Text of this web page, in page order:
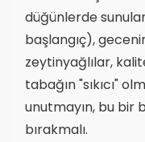
düğünlerde
başlangıç),
zeytinyağlılar,
tabağın "sıkıcı"
unutmayın, bu bir
bırakmalı.